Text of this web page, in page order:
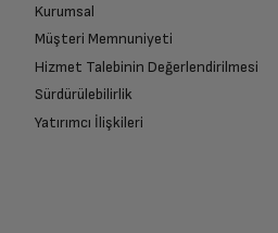
Kurumsal
Müşteri Memnuniyeti
Hizmet Talebinin Değerlendirilmesi
Sürdürülebilirlik
Yatırımcı İlişkileri